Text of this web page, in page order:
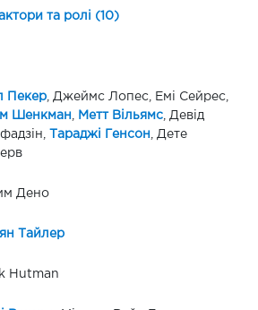
та ролі (10)
Пекер, Джеймс Лопес, Емі Сейрес,
Шенкман
Метт Вільямс, Девід
Тараджі Генсон , Дете
Дено
Тайлер
Hutman